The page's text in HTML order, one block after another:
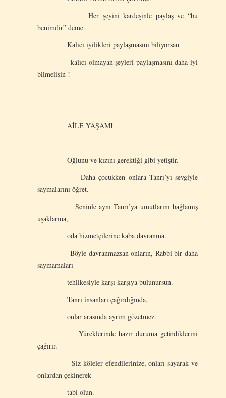
Her şeyini kardeşinle paylaş ve “bu
benimdir” deme.
Kalıcı iyilikleri paylaşmasını biliyorsan
kalıcı olmayan şeyleri paylaşmasını daha iyi
bilmelisin !
AİLE YAŞAMI
Oğlunu ve kızını gerektiği gibi yetiştir.
Daha çocukken onlara Tanrı’yı sevgiyle
saymalarını öğret.
Seninle aynı Tanrı’ya umutlarını bağlamış
uşaklarına,
oda hizmetçilerine kaba davranma.
Böyle davranmazsan onların, Rabbi bir daha
saymamaları
tehlikesiyle karşı karşıya bulunursun.
Tanrı insanları çağırdığında,
onlar arasında ayrım gözetmez.
Yüreklerinde hazır duruma getirdiklerini
çağırır.
Siz köleler efendilerinize, onları sayarak ve
onlardan çekinerek
tabi olun.